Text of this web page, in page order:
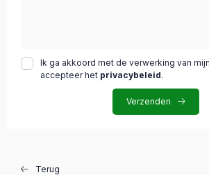
Ik ga akkoord met de verwerking van
accepteer het privacybeleid.
Verzenden
Terug